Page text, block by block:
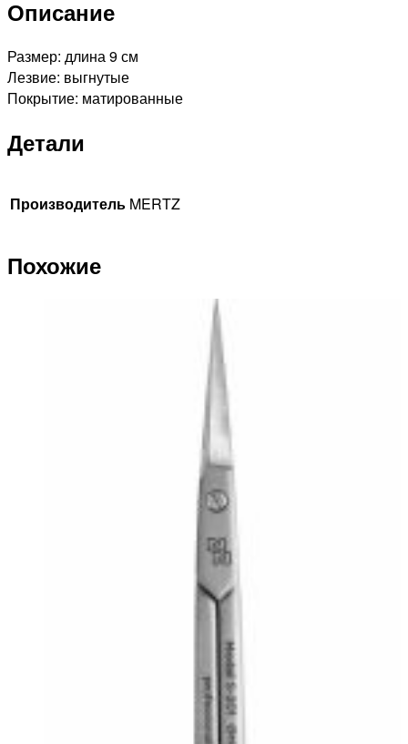
Описание
Размер: длина 9 см
Лезвие: выгнутые
Покрытие: матированные
Детали
Производитель MERTZ
Похожие